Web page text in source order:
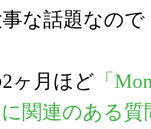
な話題なの
ヶ月ほど 「
関連のある質